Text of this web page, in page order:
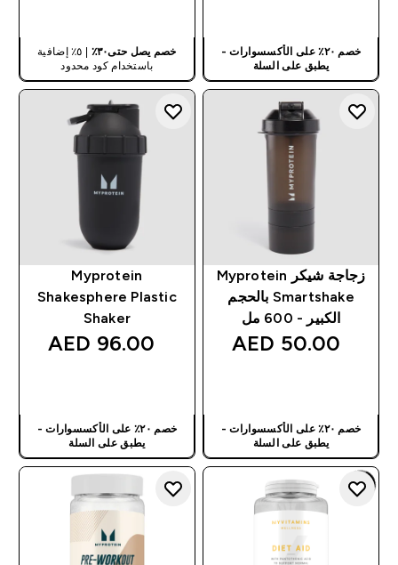
خصم ٢٠٪ على الأكسسوارات -
يطبق على السلة
خصم يصل حتى٣٠٪
| ٥٪ إضافية
باستخدام كود محدود
زجاجة شيكر Myprotein
Smartshake بالحجم
الكبير - 600 مل
50.00 AED‎
خصم ٢٠٪ على الأكسسوارات -
يطبق على السلة
Myprotein
Shakesphere Plastic
Shaker
96.00 AED‎
خصم ٢٠٪ على الأكسسوارات -
يطبق على السلة